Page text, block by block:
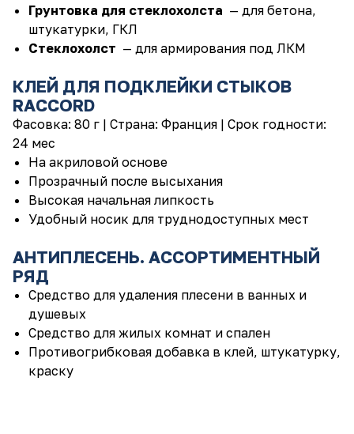
Грунтовка для стеклохолста — для бетона,
штукатурки, ГКЛ
Стеклохолст — для армирования под ЛКМ
КЛЕЙ ДЛЯ ПОДКЛЕЙКИ СТЫКОВ
RACCORD
Фасовка: 80 г | Страна: Франция | Срок годности:
24 мес
На акриловой основе
Прозрачный после высыхания
Высокая начальная липкость
Удобный носик для труднодоступных мест
АНТИПЛЕСЕНЬ. АССОРТИМЕНТНЫЙ
РЯД
Средство для удаления плесени в ванных и
душевых
Средство для жилых комнат и спален
Противогрибковая добавка в клей, штукатурку,
краску